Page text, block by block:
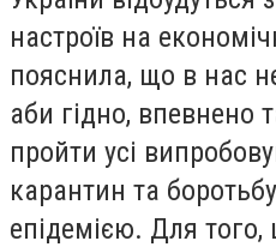
настроїв на
пояснила, що в нас
аби гідно, впевнено
пройти усі
карантин та
епідемією. Для